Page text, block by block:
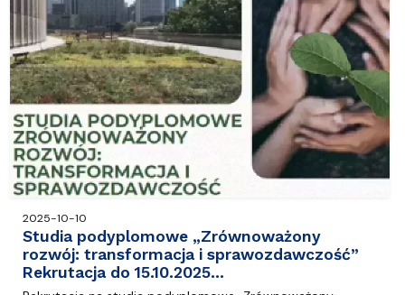
2025-10-10
Studia podyplomowe „Zrównoważony
rozwój: transformacja i sprawozdawczość”
Rekrutacja do 15.10.2025…